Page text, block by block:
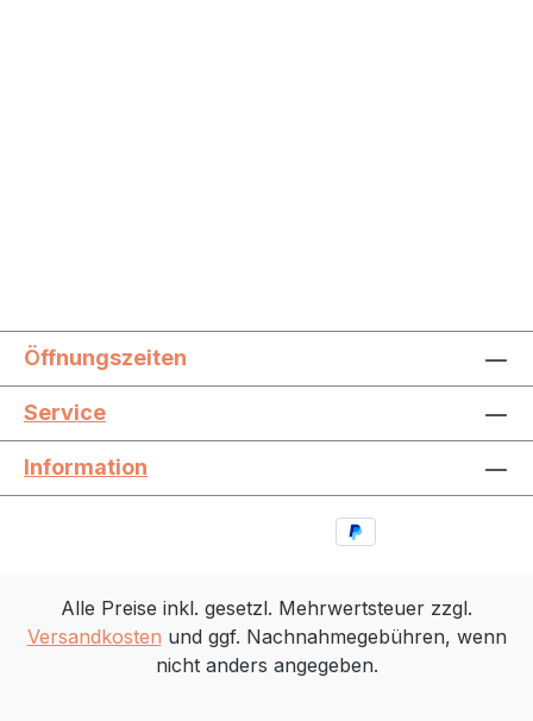
Öffnungszeiten
Service
Information
Alle Preise inkl. gesetzl. Mehrwertsteuer zzgl.
Versandkosten und ggf. Nachnahmegebühren, wenn
nicht anders angegeben.